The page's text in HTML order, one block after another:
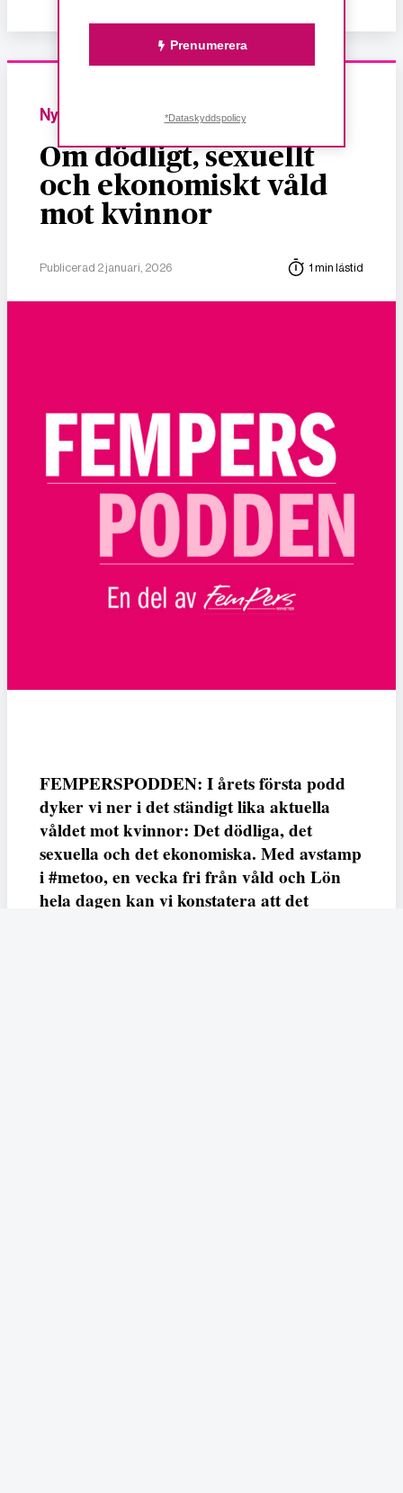
Nyheter
Om dödligt, sexuellt
och ekonomiskt våld
mot kvinnor
Publicerad 2 januari, 2026 1 min lästid
FEMPERSPODDEN: I årets första podd
dyker vi ner i det ständigt lika aktuella
våldet mot kvinnor: Det dödliga, det
sexuella och det ekonomiska. Med avstamp
i #metoo, en vecka fri från våld och Lön
hela dagen kan vi konstatera att det
Prenumerera
*Dataskyddspolicy